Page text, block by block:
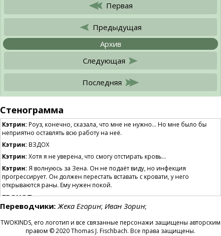
Первая
Предыдущая
Архив
Следующая
Последняя
Стенограмма
Кэтрин: Роуз, конечно, сказала, что мне не нужно… Но мне было бы
неприятно оставлять всю работу на неё.
Кэтрин: ВЗДОХ
Кэтрин: Хотя я не уверена, что смогу отстирать кровь…
Кэтрин: Я волнуюсь за Зена. Он не подаёт виду, но инфекция
прогрессирует. Он должен перестать вставать с кровати, у него
открываются раны. Ему нужен покой.
ГРОХОТГРОХОТГРОХОТ
Кэтрин: Аа?Что это было? Может быть, это Натани и остальные
Кэтрин:Им тоже следует быть поспокойнее! Натани ведьтолько
Переводчики: Жека Егорин; Иван Зорин;
TWOKINDS, его логотип и все связанные персонажи защищены авторским
правом © 2020 Thomas J. Fischbach. Все права защищены.